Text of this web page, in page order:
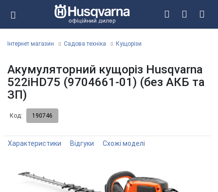
Інтернет магазин Садова техніка Кущорізи
Акумуляторний кущоріз Husqvarna
522iHD75 (9704661-01) (без АКБ та
ЗП)
Код: 190746
Характеристики Відгуки Схожі моделі